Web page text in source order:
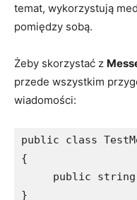
temat, wykorzystują
pomiędzy sobą.
Żeby skorzystać z
przede wszystkim
wiadomości:
public class
{
public